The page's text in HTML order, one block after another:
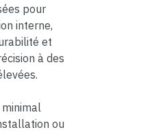
pour
interne,
et
à des
ou